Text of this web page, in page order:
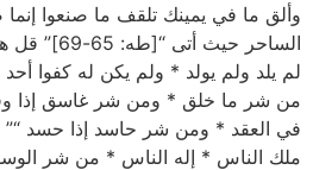
وألق ما في يمينك تلقف ما صنعوا إنما
الساحر حيث
لم يلد ولم يولد * ولم يكن له كفوا
من شر ما خلق * ومن شر غاسق إذا
في العقد * ومن شر حاسد إذا حسد
ملك الناس * إله الناس * من شر